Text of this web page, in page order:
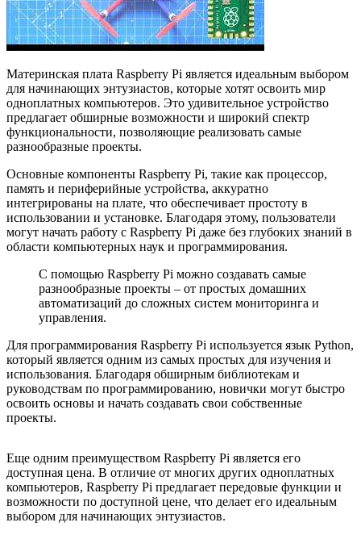
Материнская плата Raspberry Pi является идеальным выбором
для начинающих энтузиастов, которые хотят освоить мир
одноплатных компьютеров. Это удивительное устройство
предлагает обширные возможности и широкий спектр
функциональности, позволяющие реализовать самые
разнообразные проекты.
Основные компоненты Raspberry Pi, такие как процессор,
память и периферийные устройства, аккуратно
интегрированы на плате, что обеспечивает простоту в
использовании и установке. Благодаря этому, пользователи
могут начать работу с Raspberry Pi даже без глубоких знаний в
области компьютерных наук и программирования.
С помощью Raspberry Pi можно создавать самые
разнообразные проекты – от простых домашних
автоматизаций до сложных систем мониторинга и
управления.
Для программирования Raspberry Pi используется язык Python,
который является одним из самых простых для изучения и
использования. Благодаря обширным библиотекам и
руководствам по программированию, новички могут быстро
освоить основы и начать создавать свои собственные
проекты.
Еще одним преимуществом Raspberry Pi является его
доступная цена. В отличие от многих других одноплатных
компьютеров, Raspberry Pi предлагает передовые функции и
возможности по доступной цене, что делает его идеальным
выбором для начинающих энтузиастов.